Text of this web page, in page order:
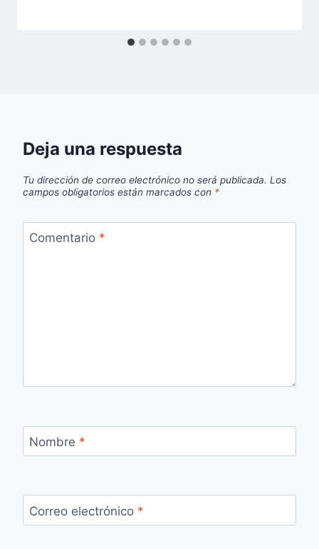
Deja una respuesta
Tu dirección de correo electrónico no será publicada. Los
campos obligatorios están marcados con *
Comentario *
Nombre *
Correo electrónico *